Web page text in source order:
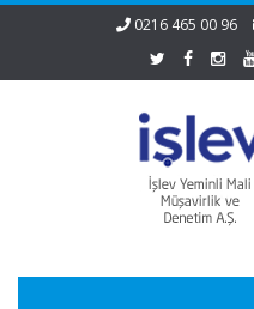
0216 465 00 96